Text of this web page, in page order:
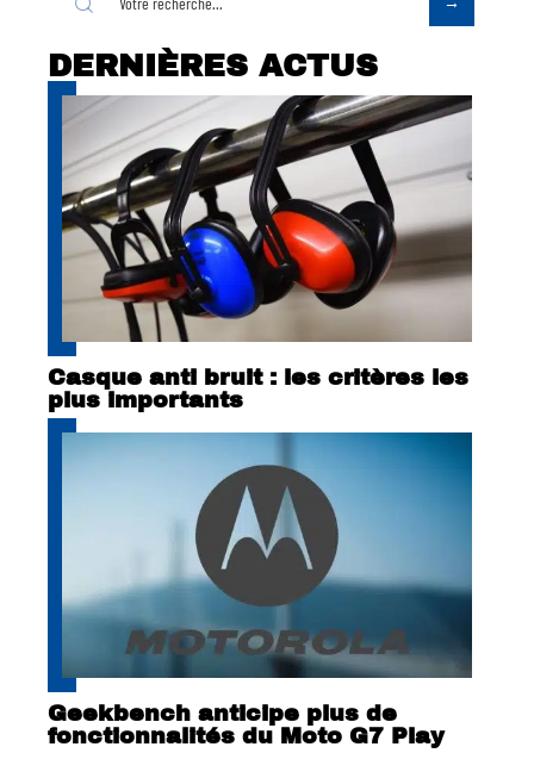
DERNIÈRES ACTUS
Casque anti bruit : les critères les
plus importants
Geekbench anticipe plus de
fonctionnalités du Moto G7 Play